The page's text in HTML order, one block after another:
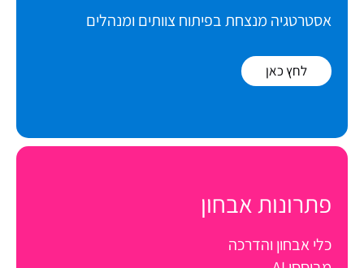
אסטרטגיה מנצחת בפיתוח צוותים ומנהלים
לחץ כאן
פתרונות אבחון
כלי אבחון והדרכה